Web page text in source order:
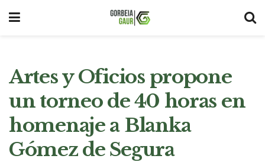
Artes y Oficios propone
un torneo de 40 horas en
homenaje a Blanka
Gómez de Segura